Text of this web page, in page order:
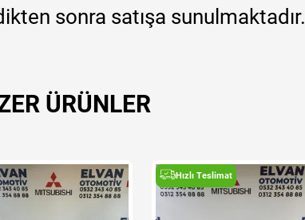
sonra satışa sunulmaktadır.
ÜRÜNLER
Hızlı Teslimat